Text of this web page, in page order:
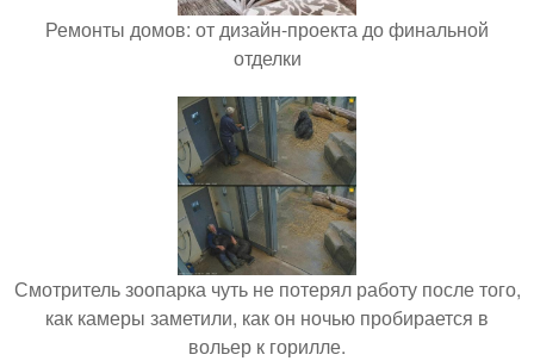
Ремонты домов: от дизайн-проекта до финальной
отделки
Смотритель зоопарка чуть не потерял работу после того,
как камеры заметили, как он ночью пробирается в
вольер к горилле.